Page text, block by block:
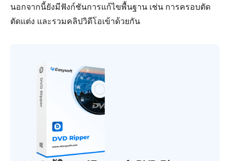
นอกจากนี้ยังมีฟังก์ชันการแก้ไขพื้นฐาน เช่น การครอบตัด
ตัดแต่ง และรวมคลิปวิดีโอเข้าด้วยกัน